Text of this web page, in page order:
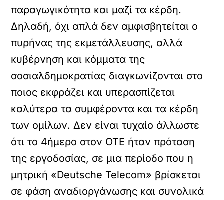
παραγωγικότητα και μαζί τα κέρδη.
Δηλαδή, όχι απλά δεν αμφισβητείται ο
πυρήνας της εκμετάλλευσης, αλλά
κυβέρνηση και κόμματα της
σοσιαλδημοκρατίας διαγκωνίζονται στο
ποιος εκφράζει και υπερασπίζεται
καλύτερα τα συμφέροντα και τα κέρδη
των ομίλων. Δεν είναι τυχαίο άλλωστε
ότι το 4ήμερο στον ΟΤΕ ήταν πρόταση
της εργοδοσίας, σε μια περίοδο που η
μητρική «Deutsche Telecom» βρίσκεται
σε φάση αναδιοργάνωσης και συνολικά